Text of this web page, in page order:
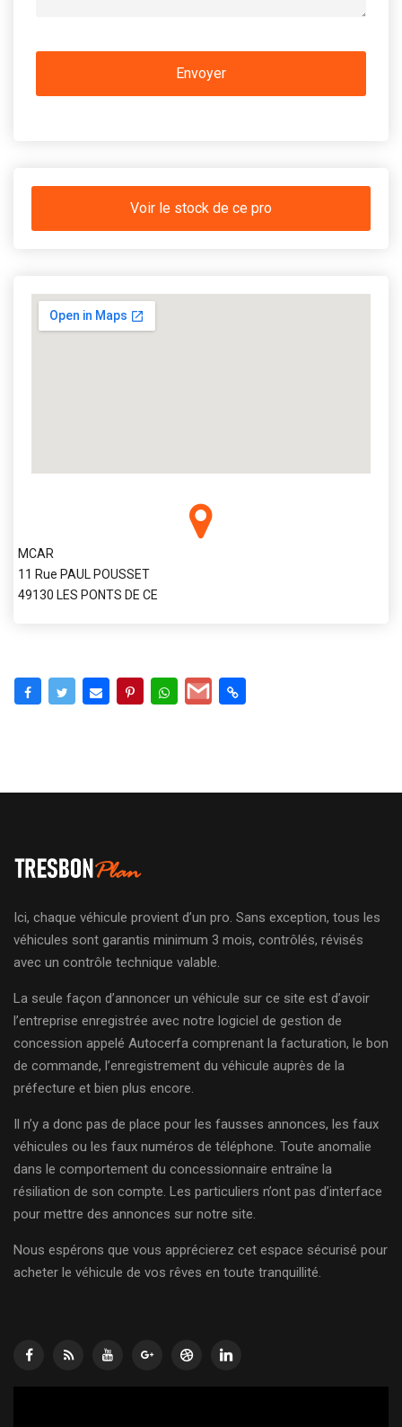
Voir le stock de ce pro
MCAR
11 Rue PAUL POUSSET
49130 LES PONTS DE CE
Ici, chaque véhicule provient d’un pro. Sans exception, tous les
véhicules sont garantis minimum 3 mois, contrôlés, révisés
avec un contrôle technique valable.
La seule façon d’annoncer un véhicule sur ce site est d’avoir
l’entreprise enregistrée avec notre logiciel de gestion de
concession appelé Autocerfa comprenant la facturation, le bon
de commande, l’enregistrement du véhicule auprès de la
préfecture et bien plus encore.
Il n’y a donc pas de place pour les fausses annonces, les faux
véhicules ou les faux numéros de téléphone. Toute anomalie
dans le comportement du concessionnaire entraîne la
résiliation de son compte. Les particuliers n’ont pas d’interface
pour mettre des annonces sur notre site.
Nous espérons que vous apprécierez cet espace sécurisé pour
acheter le véhicule de vos rêves en toute tranquillité.